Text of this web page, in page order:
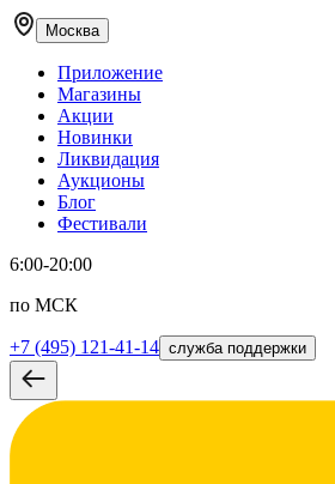
Москва
Приложение
Магазины
Акции
Новинки
Ликвидация
Аукционы
Блог
Фестивали
6:00-20:00
по МСК
+7 (495) 121-41-14 служба поддержки